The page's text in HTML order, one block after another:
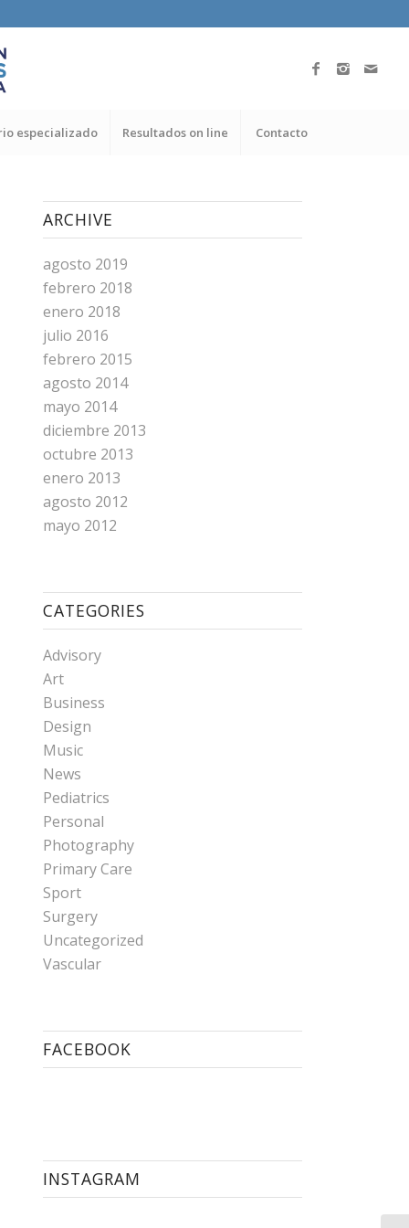
especializado Resultados on line Contacto
ARCHIVE
agosto 2019
febrero 2018
enero 2018
julio 2016
febrero 2015
agosto 2014
mayo 2014
diciembre 2013
octubre 2013
enero 2013
agosto 2012
mayo 2012
CATEGORIES
Advisory
Art
Business
Design
Music
News
Pediatrics
Personal
Photography
Primary Care
Sport
Surgery
Uncategorized
Vascular
FACEBOOK
INSTAGRAM